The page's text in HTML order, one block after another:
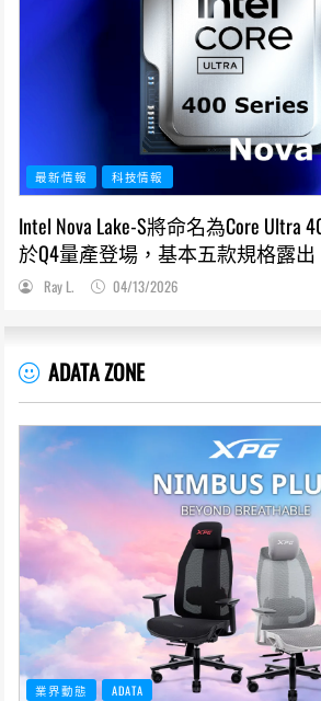
最新情報 科技情報
Intel Nova Lake-S將命名為Core Ultra
於Q4量產登場，基本五款規格露出
Ray L. 04/13/2026
ADATA ZONE
業界動態 ADATA